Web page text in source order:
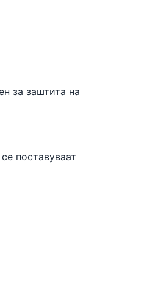
за заштита на
поставуваат